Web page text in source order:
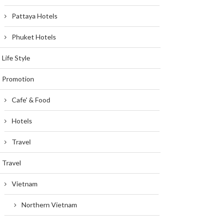
Pattaya Hotels
Phuket Hotels
Life Style
Promotion
Cafe' & Food
Hotels
Travel
Travel
Vietnam
Northern Vietnam